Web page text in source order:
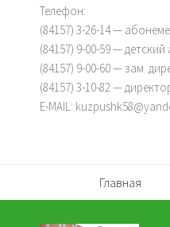
Телефон:
(84157) 3-26-14 —
(84157) 9-00-59 —
(84157) 9-00-60 — зам.
(84157) 3-10-82 —
E-MAIL:
Главная